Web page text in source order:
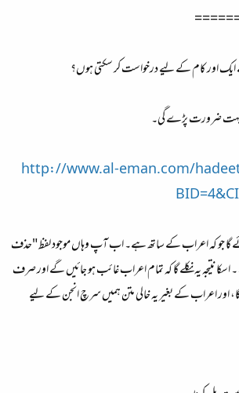
اور کام کے لیے درخواست کر سکتی ہوں؟
بہت ضرورت پڑے گی۔
http://www.al-eman.com/
گا جو کہ اعراب کے ساتھ ہے۔ اب آپ وہاں موجود لفظ "حذف
نتیجہ یہ نکلے گا کہ تمام اعراب غائب ہو جائیں گے اور صرف
اور اعراب کے بغیر یہ خالی متن ہمیں سرچ انجن کے لیے